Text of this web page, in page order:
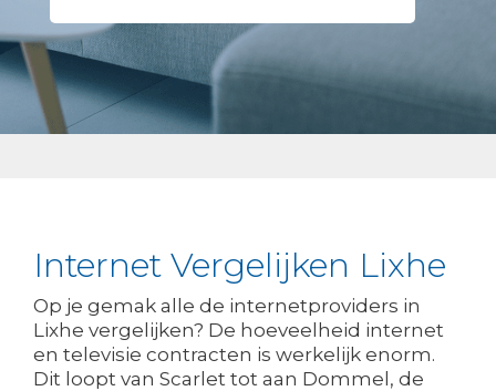
Internet Vergelijken Lixhe
Op je gemak alle de internetproviders in
Lixhe vergelijken? De hoeveelheid internet
en televisie contracten is werkelijk enorm.
Dit loopt van Scarlet tot aan Dommel, de